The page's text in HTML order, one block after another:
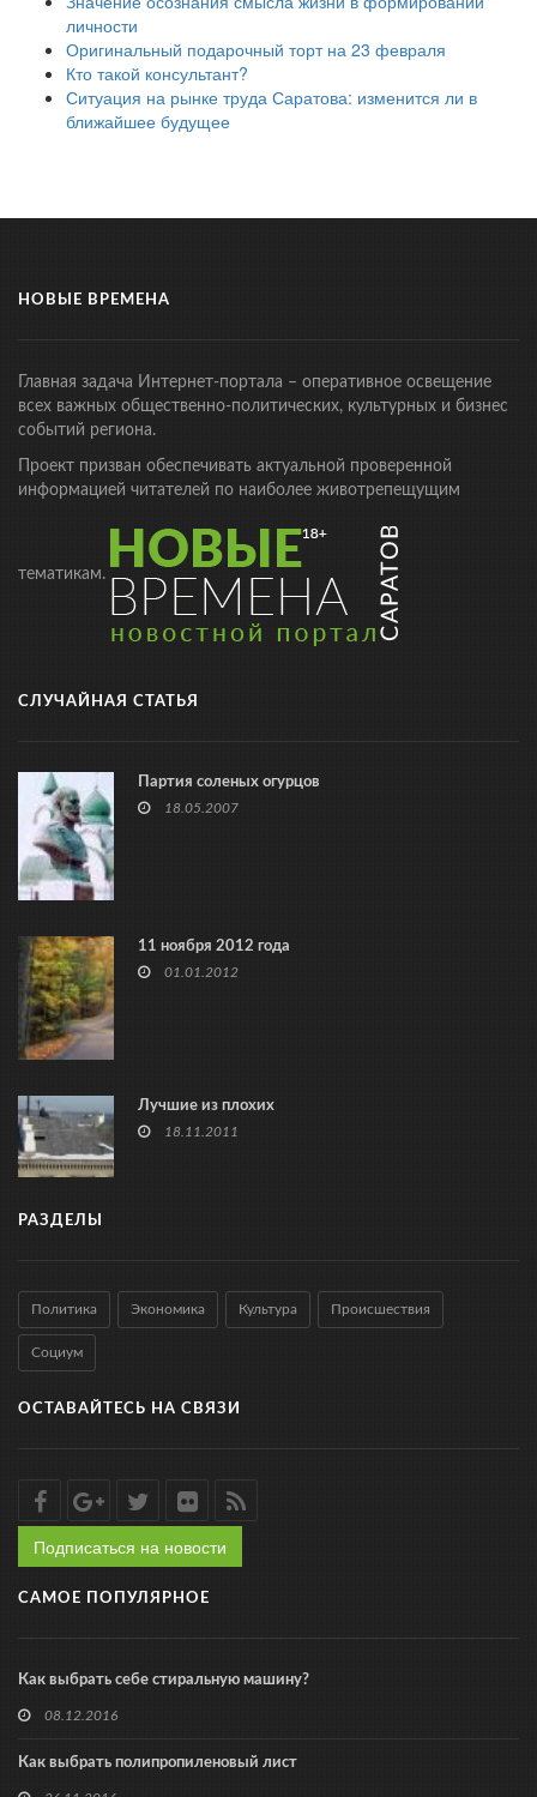
личности
Оригинальный подарочный торт на 23 февраля
Кто такой консультант?
Ситуация на рынке труда Саратова: изменится ли в
ближайшее будущее
НОВЫЕ ВРЕМЕНА
Главная задача Интернет-портала – оперативное освещение
всех важных общественно-политических, культурных и бизнес
событий региона.
Проект призван обеспечивать актуальной проверенной
информацией читателей по наиболее животрепещущим
тематикам.
СЛУЧАЙНАЯ СТАТЬЯ
Партия соленых огурцов
18.05.2007
11 ноября 2012 года
01.01.2012
Лучшие из плохих
18.11.2011
РАЗДЕЛЫ
Политика Экономика Культура Происшествия
Социум
ОСТАВАЙТЕСЬ НА СВЯЗИ
Подписаться на новости
САМОЕ ПОПУЛЯРНОЕ
Как выбрать себе стиральную машину?
08.12.2016
Как выбрать полипропиленовый лист